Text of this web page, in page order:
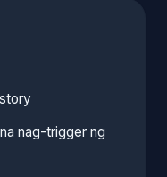
nag-trigger ng